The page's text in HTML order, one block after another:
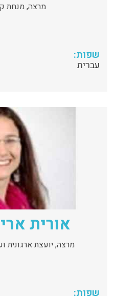
מרצה, מנחת
שפות:
עברית
אורית
מרצה, יועצת ארגונית